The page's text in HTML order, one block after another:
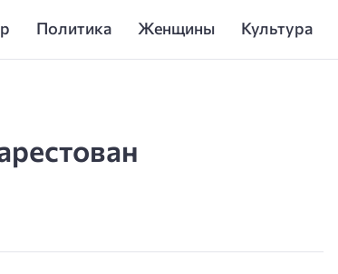
Политика Женщины Культура